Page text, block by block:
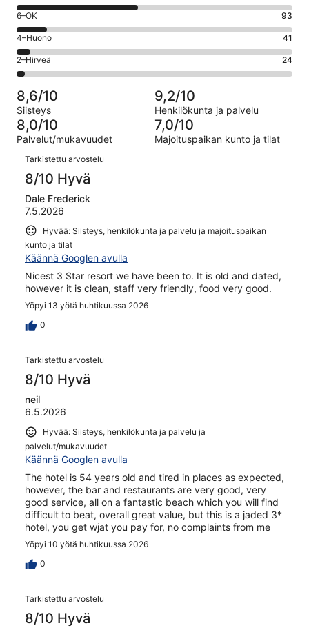
Loistava.
324
kautta
856
arvostelua
8
-
Hyvä.
374
kautta
856
arvostelua
Arvosana
6
-
OK.
93
856
arvostelua
6–OK 93
Arvosana
4
-
Huono.
41
kautta
856
arvostelua
4–Huono 41
Arvosana
2
-
Hirveä.
24
kautta
856
arvostelua
2–Hirveä 24
8,6/10
Siisteys
9,2/10
Henkilökunta ja palvelu
8,0/10
Palvelut/mukavuudet
7,0/10
Majoituspaikan kunto ja tilat
Arvostelut
Tarkistettu arvostelu
8/10 Hyvä
Dale Frederick
7.5.2026
Hyvää: Siisteys, henkilökunta ja palvelu ja majoituspaikan
kunto ja tilat
Käännä Googlen avulla
Nicest 3 Star resort we have been to. It is old and dated,
however it is clean, staff very friendly, food very good.
Yöpyi 13 yötä huhtikuussa 2026
0
Tarkistettu arvostelu
8/10 Hyvä
neil
6.5.2026
Hyvää: Siisteys, henkilökunta ja palvelu ja
palvelut/mukavuudet
Käännä Googlen avulla
The hotel is 54 years old and tired in places as expected,
however, the bar and restaurants are very good, very
good service, all on a fantastic beach which you will find
difficult to beat, overall great value, but this is a jaded 3*
hotel, you get wjat you pay for, no complaints from me
Yöpyi 10 yötä huhtikuussa 2026
0
Tarkistettu arvostelu
8/10 Hyvä